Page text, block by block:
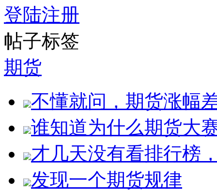
登陆注册
帖子标签
期货
不懂就问，期货涨幅
谁知道为什么期货大
才几天没有看排行榜
发现一个期货规律